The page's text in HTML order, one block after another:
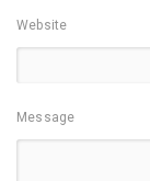
Website
Message